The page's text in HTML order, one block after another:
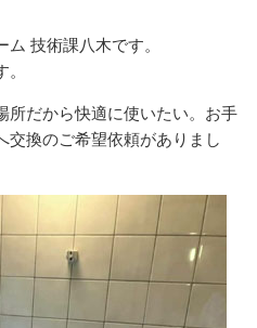
技術課八木です。
所だから快適に使いたい。お手
交換のご希望依頼がありまし